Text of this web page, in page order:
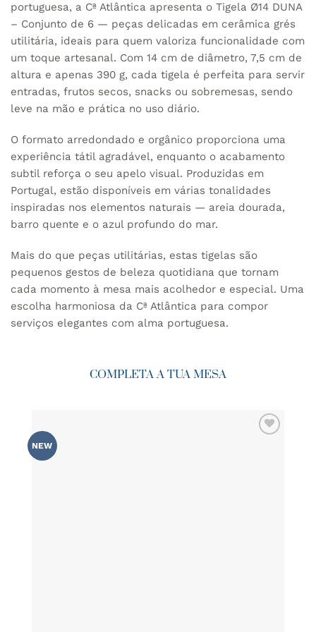
portuguesa, a Cª Atlântica apresenta o Tigela Ø14 DUNA
– Conjunto de 6 — peças delicadas em cerâmica grés
utilitária, ideais para quem valoriza funcionalidade com
um toque artesanal. Com 14 cm de diâmetro, 7,5 cm de
altura e apenas 390 g, cada tigela é perfeita para servir
entradas, frutos secos, snacks ou sobremesas, sendo
leve na mão e prática no uso diário.
O formato arredondado e orgânico proporciona uma
experiência tátil agradável, enquanto o acabamento
subtil reforça o seu apelo visual. Produzidas em
Portugal, estão disponíveis em várias tonalidades
inspiradas nos elementos naturais — areia dourada,
barro quente e o azul profundo do mar.
Mais do que peças utilitárias, estas tigelas são
pequenos gestos de beleza quotidiana que tornam
cada momento à mesa mais acolhedor e especial. Uma
escolha harmoniosa da Cª Atlântica para compor
serviços elegantes com alma portuguesa.
COMPLETA A TUA MESA
NEW